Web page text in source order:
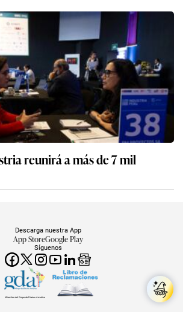
reunirá a más de 7 mil
Síguenos
Descarga nuestra App
App StoreGoogle Play
Miembro del Grupo de Diarios América